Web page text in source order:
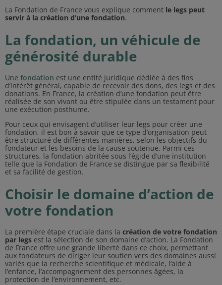
La Fondation de France vous explique comment le legs peut
servir à la création d’une fondation.
La fondation, un véhicule de
générosité durable
Une fondation est une entité juridique dédiée à des fins
d’intérêt général, capable de recevoir des dons, des legs et des
donations. En France, la création d’une fondation peut être
réalisée de son vivant ou être stipulée dans un testament pour
une exécution posthume.
Pour ceux qui envisagent d’utiliser leur legs pour créer une
fondation, il est bon à savoir que ce type d’organisation peut
être structuré de différentes manières, selon les objectifs du
fondateur et les besoins de la cause soutenue. Parmi ces
structures, la fondation abritée sous l’égide d’une institution
telle que la Fondation de France se distingue par sa flexibilité
et sa facilité de gestion.
Choisir le domaine d’action de
votre fondation
La première étape cruciale dans la création de votre fondation
par legs est la sélection de son domaine d’action. La Fondation
de France offre une grande liberté dans ce choix, permettant
aux fondateurs de diriger leur soutien vers des domaines aussi
variés que la recherche scientifique et médicale, l’aide à
l’enfance, l’accompagnement des personnes âgées, la
protection de l’environnement, etc.